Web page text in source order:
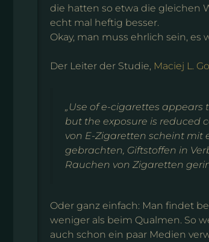
die hatten so etwa die gleichen
echt mal heftig besser.
Okay, man muss ehrlich sein,
Der Leiter der Studie, Maciej L.
„Use of e-cigarettes
but the exposure is reduced
von E-Zigaretten scheint mit
gebrachten, Giftstoffen in
Rauchen von Zigaretten
Oder ganz einfach: Man findet
weniger als beim Qualmen. So
auch schon ein paar Medien